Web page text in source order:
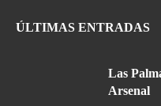
ÚLTIMAS ENTRADAS
Las
Arsenal